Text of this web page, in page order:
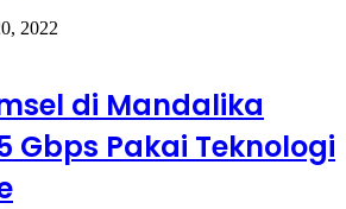
2022
di Mandalika
Gbps Pakai Teknologi